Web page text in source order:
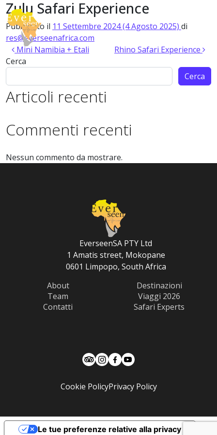
Vai al contenuto
Navigazione principale
Zulu Safari Experience
Pubblicato il 11 Settembre 2024(4 Agosto 2025) di
res@everseenafrica.com
Navigazione articoli
Mini Namibia + Etali
Rhino Safari Experience
Cerca
Cerca
Articoli recenti
Commenti recenti
Nessun commento da mostrare.
EverseenSA PTY Ltd
1 Amatis street, Mokopane
0601 Limpopo, South Africa
About
Team
Contatti
Destinazioni
Viaggi 2026
Safari Experts
Cookie PolicyPrivacy Policy
Le tue preferenze relative alla privacy